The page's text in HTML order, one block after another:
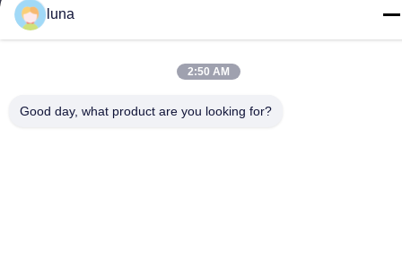
Guangzhou Yisichen Daily Chemical Co., Ltd - Tüm haklar
luna
2:50 AM
Good day, what product are you looking for?